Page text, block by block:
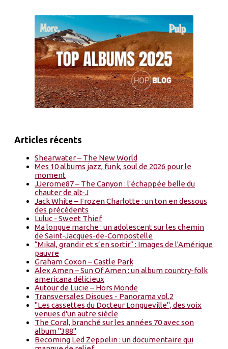
Articles récents
Shearwater – The New World
Mes 10 albums jazz, funk, soul de 2026 pour le
moment
JJerome87 – The Canyon : l'échappée belle du
chauter de alt-J
Jack White – Frozen Charlotte : un ton en dessous
des précédents
Luluc - Sweet Thief
Ma longue marche : un adolescent sur les chemin
de Saint-Jacques-de-Compostelle
“Mikal, grandir et s’en sortir” : Images de l'Amérique
pauvre
Graham Coxon – Castle Park
Alex Amen – Sun Of Amen : un album country-folk
americana délicieux
Autour de Lucie – Hors Monde
Transversales Disques - Panorama vol.2
"Les cassettes du Docteur Longueville", des voix
venues d'un autre siècle
The Coral, branché sur les années 70 avec son
album "388"
Becoming Led Zeppelin : un documentaire qui